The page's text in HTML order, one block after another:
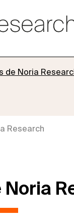
de Noria
Research